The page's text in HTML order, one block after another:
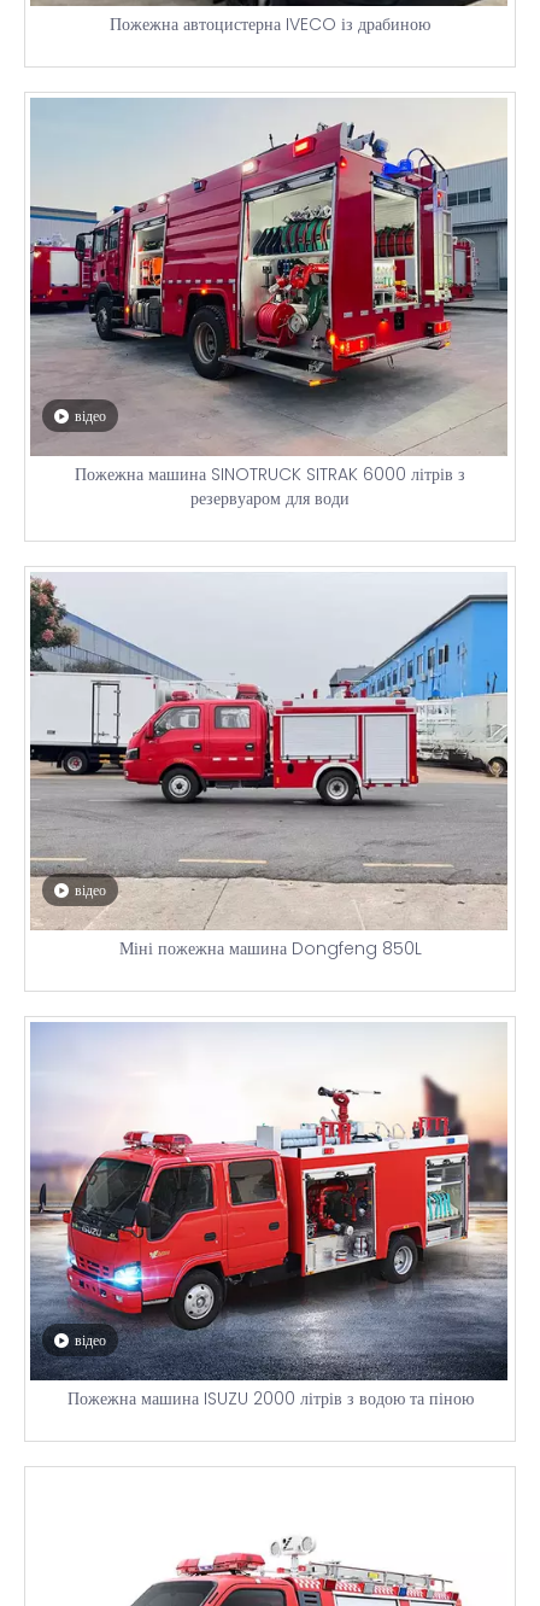
Пожежна автоцистерна IVECO із драбиною
відео
Пожежна машина SINOTRUCK SITRAK 6000 літрів з
резервуаром для води
відео
Міні пожежна машина Dongfeng 850L
відео
Пожежна машина ISUZU 2000 літрів з водою та піною